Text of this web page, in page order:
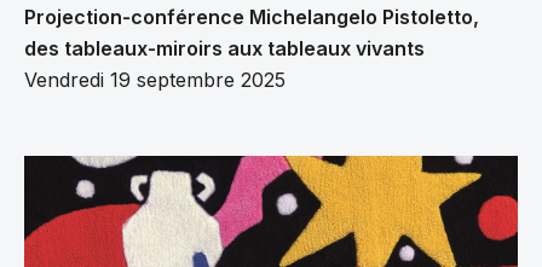
Projection-conférence Michelangelo Pistoletto,
des tableaux-miroirs aux tableaux vivants
Vendredi 19 septembre 2025